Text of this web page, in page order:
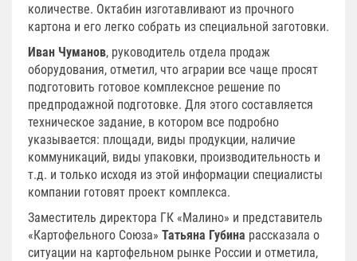
количестве. Октабин изготавливают из прочного
картона и его легко собрать из специальной заготовки.
Иван Чуманов, руководитель отдела продаж
оборудования, отметил, что аграрии все чаще просят
подготовить готовое комплексное решение по
предпродажной подготовке. Для этого составляется
техническое задание, в котором все подробно
указывается: площади, виды продукции, наличие
коммуникаций, виды упаковки, производительность и
т.д. и только исходя из этой информации специалисты
компании готовят проект комплекса.
Заместитель директора ГК «Малино» и представитель
«Картофельного Союза» Татьяна Губина рассказала о
ситуации на картофельном рынке России и отметила,